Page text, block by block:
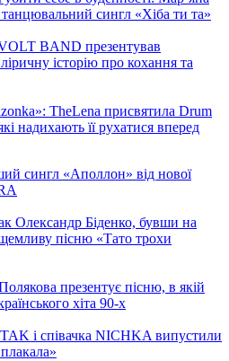
сингл «Хіба ти та»
BAND презентував
історію про кохання та
TheLena присвятила Drum
надихають її рухатися вперед
сингл «Аполлон» від нової
Олександр Біденко, бувши на
пісню «Тато трохи
презентує пісню, в якій
хіта 90-х
і співачка NICHKA випустили